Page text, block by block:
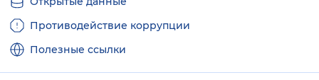
Противодействие коррупции
Полезные ссылки